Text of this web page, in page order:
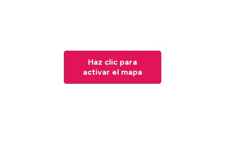
Haz clic para
activar el mapa